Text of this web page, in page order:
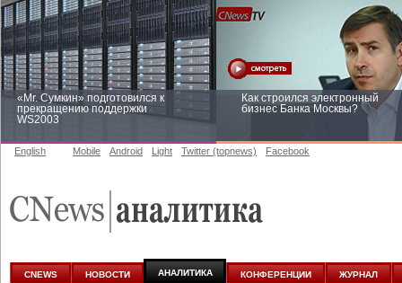
«Mr. Сумкин» подготовился к
прекращению поддержки
WS2003
Как строился электронный
бизнес Банка Москвы?
аналитике
English Mobile Android Light Twitter (topnews) Facebook
CNEWS НОВОСТИ АНАЛИТИКА КОНФЕРЕНЦИИ ЖУРНАЛ